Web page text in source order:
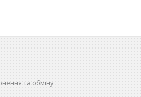
та обміну